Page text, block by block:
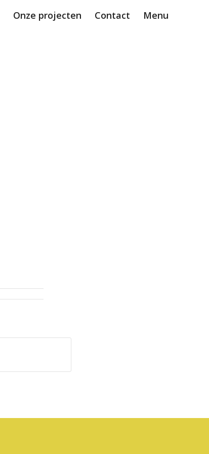
Onze projecten Contact Menu